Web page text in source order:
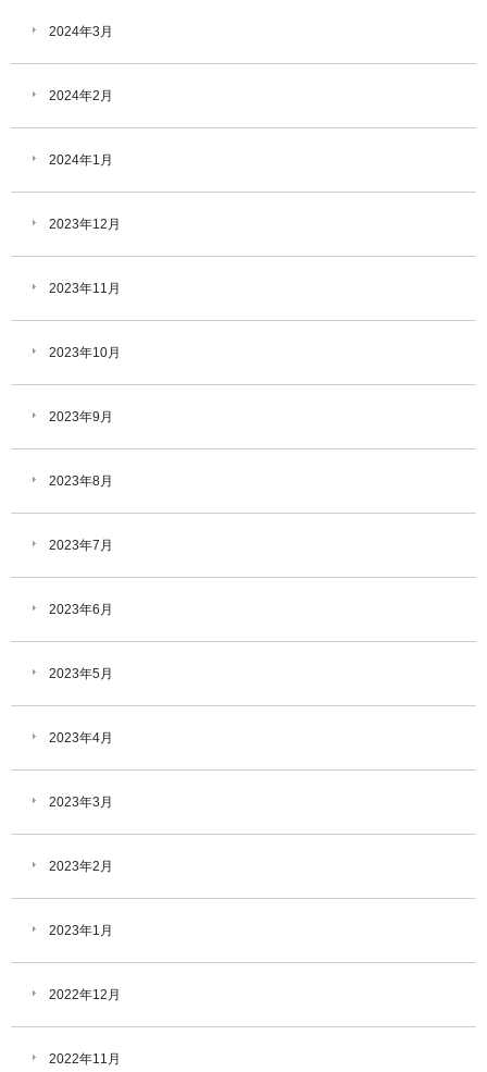
2024年3月
2024年2月
2024年1月
2023年12月
2023年11月
2023年10月
2023年9月
2023年8月
2023年7月
2023年6月
2023年5月
2023年4月
2023年3月
2023年2月
2023年1月
2022年12月
2022年11月